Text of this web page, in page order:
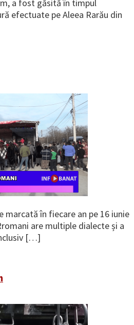
a fost găsită în timpul
efectuate pe Aleea Rarău din
marcată în fiecare an pe 16 iunie
are multiple dialecte și a
[…]